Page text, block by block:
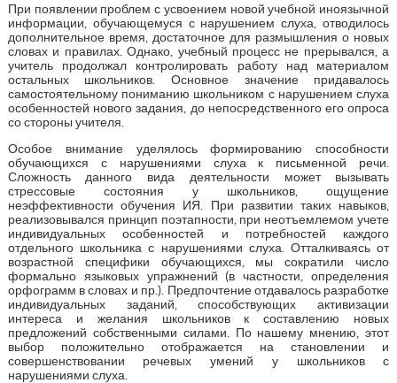
При появлении проблем с усвоением новой учебной иноязычной
информации, обучающемуся с нарушением слуха, отводилось
дополнительное время, достаточное для размышления о новых
словах и правилах. Однако, учебный процесс не прерывался, а
учитель продолжал контролировать работу над материалом
остальных школьников. Основное значение придавалось
самостоятельному пониманию школьником с нарушением слуха
особенностей нового задания, до непосредственного его опроса
со стороны учителя.
Особое внимание уделялось формированию способности
обучающихся с нарушениями слуха к письменной речи.
Сложность данного вида деятельности может вызывать
стрессовые состояния у школьников, ощущение
неэффективности обучения ИЯ. При развитии таких навыков,
реализовывался принцип поэтапности, при неотъемлемом учете
индивидуальных особенностей и потребностей каждого
отдельного школьника с нарушениями слуха. Отталкиваясь от
возрастной специфики обучающихся, мы сократили число
формально языковых упражнений (в частности, определения
орфограмм в словах и пр.). Предпочтение отдавалось разработке
индивидуальных заданий, способствующих активизации
интереса и желания школьников к составлению новых
предложений собственными силами. По нашему мнению, этот
выбор положительно отображается на становлении и
совершенствовании речевых умений у школьников с
нарушениями слуха.